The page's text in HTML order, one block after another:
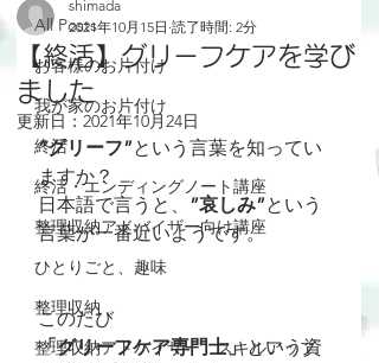
All Posts
お客様のお片付け
我が家のお片付け
終活
終活・エンディングノート講座
整理収納アドバイザー向け講座
ひとりごと、趣味
整理収納
整理収納アドバイザー スキルアップ
【終活】グリーフケアを学び
ました
shimada
2021年10月15日 読了時間: 2分
更新日： 2021年10月24日
”グリーフ”という言葉を知ってい
ますか？
日本語で言うと、 ”哀しみ”という
言葉が一番近いようです。
このたび
「グリーフケア専門士」という資